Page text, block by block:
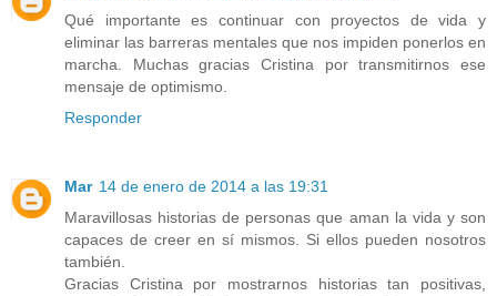
Qué importante es continuar con proyectos de vida y
eliminar las barreras mentales que nos impiden ponerlos en
marcha. Muchas gracias Cristina por transmitirnos ese
mensaje de optimismo.
Responder
Mar 14 de enero de 2014 a las 19:31
Maravillosas historias de personas que aman la vida y son
capaces de creer en sí mismos. Si ellos pueden nosotros
también.
Gracias Cristina por mostrarnos historias tan positivas,